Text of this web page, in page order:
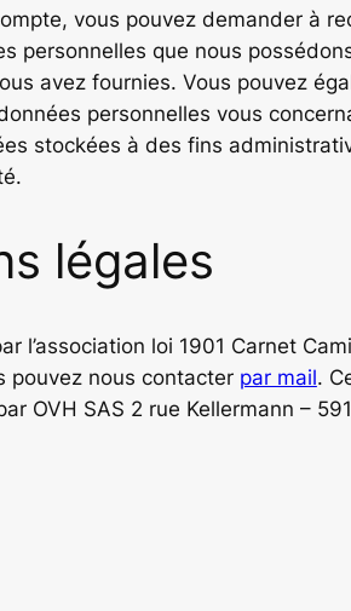
vous pouvez demander à
personnelles que nous
avez fournies. Vous pouvez
personnelles vous
stockées à des fins
légales
l’association loi 1901 Carnet
pouvez nous contacter par mail.
OVH SAS 2 rue Kellermann –